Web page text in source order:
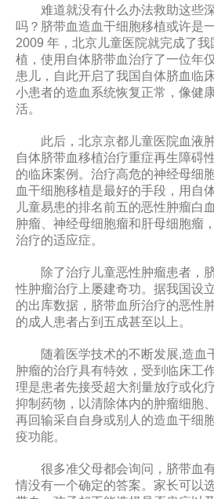
难道就没有什么办法救助这些
吗？脐带血造血干细胞移植或许是
2009 年，北京儿童医院就完成了
植，使用自体脐带血治疗了一位年
患儿，自此开启了我国自体脐血临
小患者的造血系统恢复正常，像健
活。
此后，北京京都儿童医院血液
自体脐带血移植治疗重症再生障碍
的临床案例。治疗高危的神经母细
血干细胞移植是最好的手段，用自
儿童易患的排名前五的恶性肿瘤白
肿瘤、神经母细胞瘤和肝母细胞瘤
治疗的适应症。
除了治疗儿童恶性肿瘤患者，
性肿瘤治疗上屡建奇功。据我国设
的出库数据，脐带血所治疗的恶性
的成人患者占到五成甚至以上。
随着医学技术的不断发展,造血
肿瘤的治疗具有特效，受到临床工
理是患者先接受超大剂量放疗或化
抑制药物，以清除体内的肿瘤细胞
再回输采自自身或别人的造血干细
疫功能。
很多准父母都会询问，脐带血
情没有一个确定的答案。家长可以